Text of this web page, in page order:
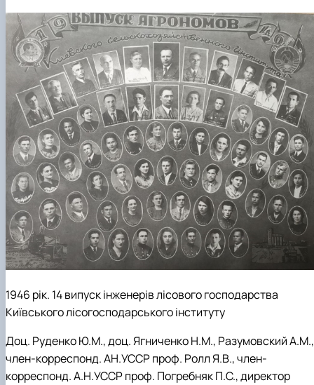
1946 рік. 14 випуск інженерів лісового господарства
Київського лісогосподарського інституту
Доц. Руденко Ю.М., доц. Ягниченко Н.М., Разумовский А.М.,
член-корреспонд. АН.УССР проф. Ролл Я.В., член-
корреспонд. А.Н.УССР проф. Погребняк П.С., директор